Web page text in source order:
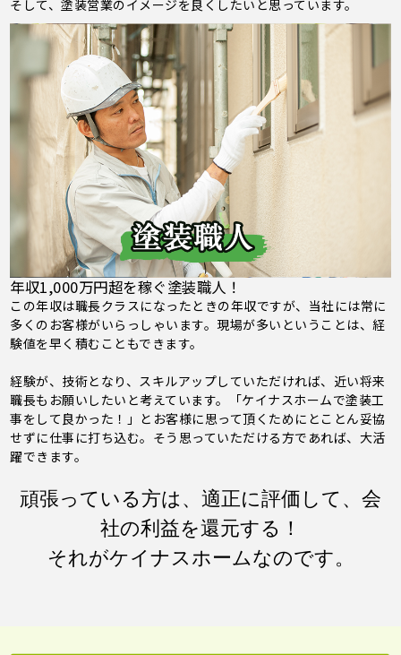
そして、塗装営業のイメージを良くしたいと思っています。
年収1,000万円超を稼ぐ塗装職人！
この年収は職長クラスになったときの年収ですが、当社には常に
多くのお客様がいらっしゃいます。現場が多いということは、経
験値を早く積むこともできます。
経験が、技術となり、スキルアップしていただければ、近い将来
職長もお願いしたいと考えています。「ケイナスホームで塗装工
事をして良かった！」とお客様に思って頂くためにとことん妥協
せずに仕事に打ち込む。そう思っていただける方であれば、大活
躍できます。
頑張っている方は、適正に評価して、会
社の利益を還元する！
それがケイナスホームなのです。